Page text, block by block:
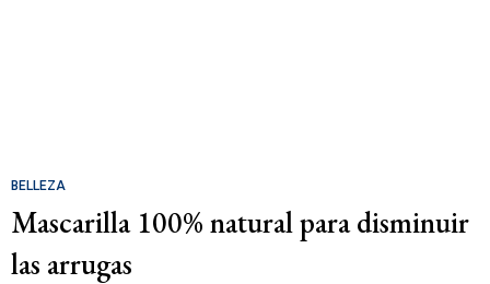
BELLEZA
Mascarilla 100% natural para disminuir
las arrugas